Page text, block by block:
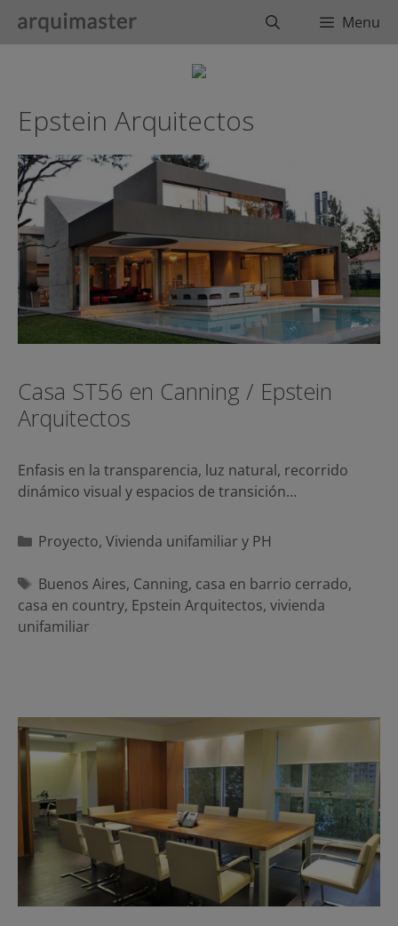
BuscarMenu
Epstein Arquitectos
Casa ST56 en Canning / Epstein
Arquitectos
Enfasis en la transparencia, luz natural, recorrido
dinámico visual y espacios de transición…
Categorías
Proyecto, Vivienda unifamiliar y PH
Etiquetas
Buenos Aires, Canning, casa en barrio cerrado,
casa en country, Epstein Arquitectos, vivienda
unifamiliar